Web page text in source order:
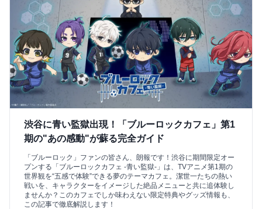
渋谷に青い監獄出現！「ブルーロックカフェ」第1
期の"あの感動"が蘇る完全ガイド
「ブルーロック」ファンの皆さん、朗報です！渋谷に期間限定オー
プンする「ブルーロックカフェ -青い監獄-」は、TVアニメ第1期の
世界観を“五感で体験”できる夢のテーマカフェ。潔世一たちの熱い
戦いを、キャラクターをイメージした絶品メニューと共に追体験し
ませんか？このカフェでしか味わえない限定特典やグッズ情報も、
この記事で徹底解説します！